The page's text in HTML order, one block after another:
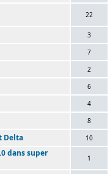
22
3
7
2
6
4
8
Delta 10
dans super
1